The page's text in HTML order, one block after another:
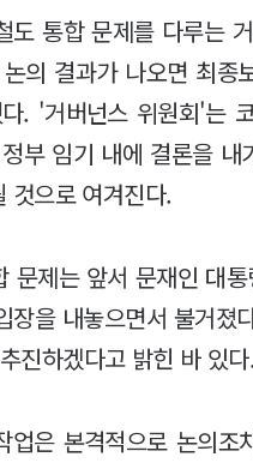
도 통합 문제를 다루는
의 결과가 나오면 최종
. '거버넌스 위원회'는
부 임기 내에 결론을
것으로 여겨진다.
문제는 앞서 문재인 대
장을 내놓으면서 불거졌
진하겠다고 밝힌 바 있다.
업은 본격적으로 논의